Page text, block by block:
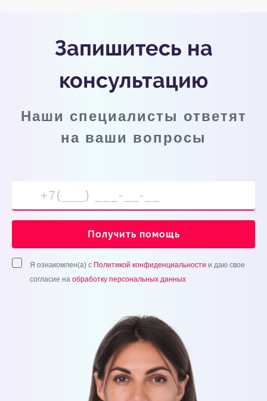
Запишитесь на
консультацию
Наши специалисты ответят
на ваши вопросы
Получить помощь
Я ознакомлен(а) с Политикой конфиденциальности и даю свое
согласие на обработку персональных данных